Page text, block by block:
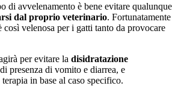
di avvelenamento è bene evitare qualunque
dal proprio veterinario. Fortunatamente
così velenosa per i gatti tanto da provocare
per evitare la disidratazione
presenza di vomito e diarrea, e
in base al caso specifico.